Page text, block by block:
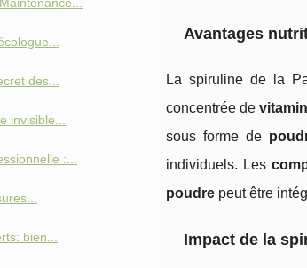
Avantages
La spiruline de la
concentrée de
sous forme de
individuels. Les
poudre peut être
Impact de la
des...
invisible...
:...
bien...